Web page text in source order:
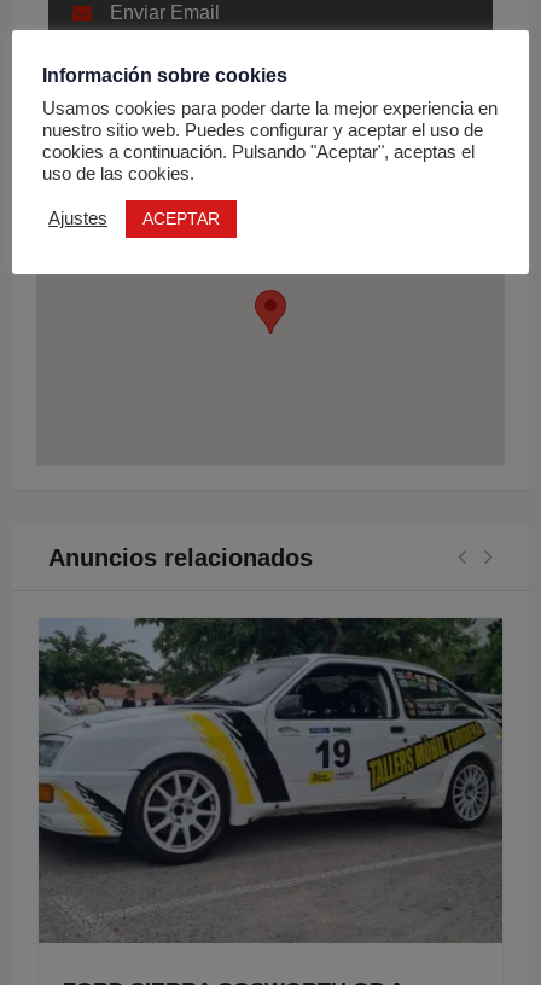
Enviar Email
Ubicación
Anuncios relacionados
Información sobre cookies
Usamos cookies para poder darte la mejor experiencia en
nuestro sitio web. Puedes configurar y aceptar el uso de
cookies a continuación. Pulsando "Aceptar", aceptas el
uso de las cookies.
Ajustes ACEPTAR